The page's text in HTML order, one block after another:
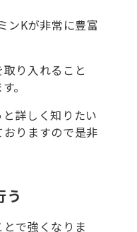
ンKが非常に豊富
り入れること
。
詳しく知りたい
おりますので是非
う
で強くなりま